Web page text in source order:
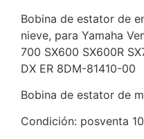
Bobina de estator de
nieve, para Yamaha
700 SX600 SX600R
DX ER 8DM-81410-00
Bobina de estator de
Condición: posventa